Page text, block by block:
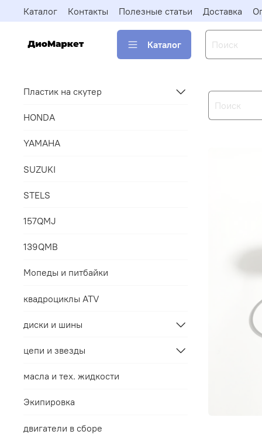
Каталог Контакты Полезные статьи Доставка
Каталог
Пластик на скутер
HONDA
YAMAHA
SUZUKI
STELS
157QMJ
139QMB
Мопеды и питбайки
квадроциклы ATV
диски и шины
цепи и звезды
масла и тех. жидкости
Экипировка
двигатели в сборе